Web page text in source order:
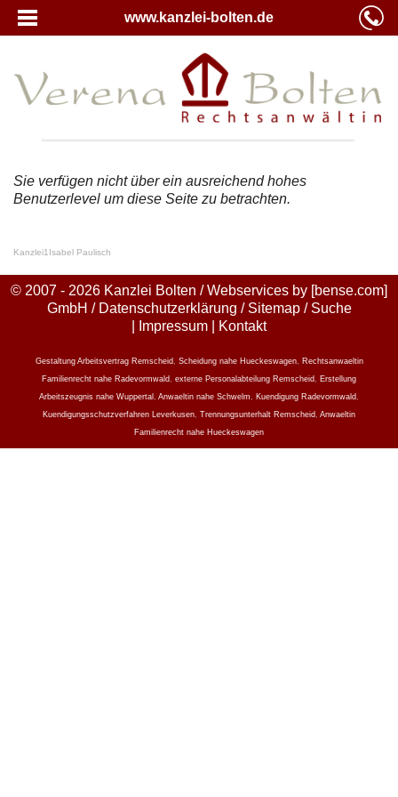
www.kanzlei-bolten.de
Sie verfügen nicht über ein ausreichend hohes
Benutzerlevel um diese Seite zu betrachten.
Kanzlei1 Isabel Paulisch
© 2007 - 2026 Kanzlei Bolten / Webservices by [bense.com]
GmbH / Datenschutzerklärung / Sitemap/ Suche
Impressum Kontakt
Gestaltung Arbeitsvertrag Remscheid Scheidung nahe Hueckeswagen,
Rechtsanwaeltin
Familienrecht nahe Radevormwald
externe Personalabteilung Remscheid
Erstellung
Arbeitszeugnis nahe Wuppertal
Anwaeltin nahe Schwelm Kuendigung Radevormwald
Kuendigungsschutzverfahren Leverkusen Trennungsunterhalt Remscheid Anwaeltin
Familienrecht nahe Hueckeswagen